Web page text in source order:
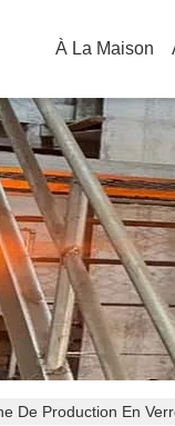
À La Maison
De Production En